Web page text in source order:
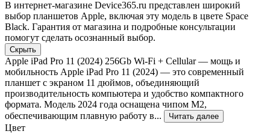
В интернет-магазине Device365.ru представлен широкий
выбор планшетов Apple, включая эту модель в цвете Space
Black. Гарантия от магазина и подробные консультации
помогут сделать осознанный выбор.
Скрыть
Apple iPad Pro 11 (2024) 256Gb Wi-Fi + Cellular — мощь и
мобильность Apple iPad Pro 11 (2024) — это современный
планшет с экраном 11 дюймов, объединяющий
производительность компьютера и удобство компактного
формата. Модель 2024 года оснащена чипом M2,
обеспечивающим плавную работу в...
Читать далее
Цвет